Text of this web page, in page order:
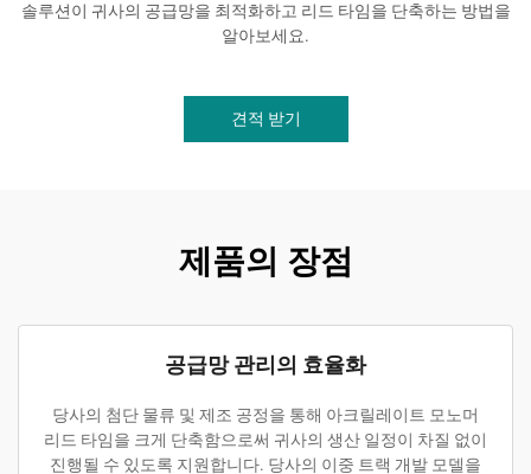
솔루션이 귀사의 공급망을 최적화하고 리드 타임을 단축하는 방법을
알아보세요.
견적 받기
제품의 장점
공급망 관리의 효율화
당사의 첨단 물류 및 제조 공정을 통해 아크릴레이트 모노머
리드 타임을 크게 단축함으로써 귀사의 생산 일정이 차질 없이
진행될 수 있도록 지원합니다. 당사의 이중 트랙 개발 모델을